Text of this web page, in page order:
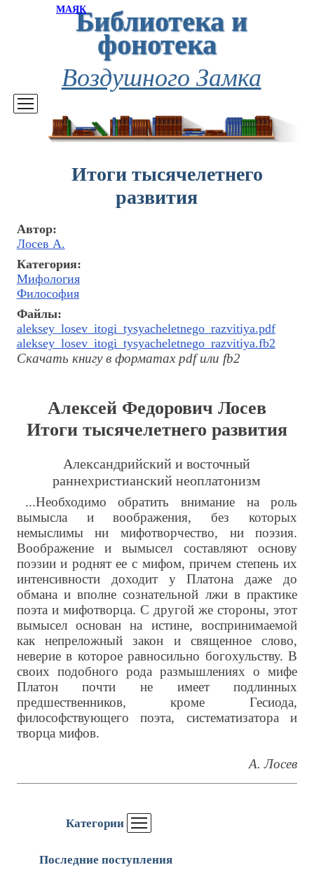
МАЯКБиблиотека и
фонотека
Воздушного Замка
Категории
Последние поступления
Итоги тысячелетнего
развития
Автор:
Лосев А.
Категория:
Мифология
Философия
Файлы:
aleksey_losev_itogi_tysyacheletnego_razvitiya.pdf
aleksey_losev_itogi_tysyacheletnego_razvitiya.fb2
Скачать книгу в форматах pdf или fb2
Алексей Федорович Лосев
Итоги тысячелетнего развития
Александрийский и восточный
раннехристианский неоплатонизм
...Необходимо обратить внимание на роль
вымысла и воображения, без которых
немыслимы ни мифотворчество, ни поэзия.
Воображение и вымысел составляют основу
поэзии и роднят ее с мифом, причем степень их
интенсивности доходит у Платона даже до
обмана и вполне сознательной лжи в практике
поэта и мифотворца. С другой же стороны, этот
вымысел основан на истине, воспринимаемой
как непреложный закон и священное слово,
неверие в которое равносильно богохульству. В
своих подобного рода размышлениях о мифе
Платон почти не имеет подлинных
предшественников, кроме Гесиода,
философствующего поэта, систематизатора и
творца мифов.
А. Лосев